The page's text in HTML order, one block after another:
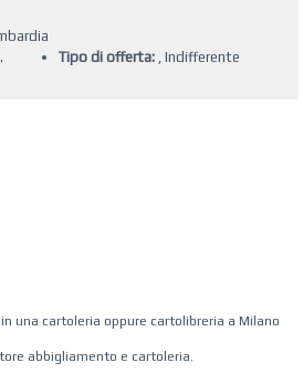
Tipo di offerta:, Indifferente
una cartoleria oppure cartolibreria a Milano
abbigliamento e cartoleria.